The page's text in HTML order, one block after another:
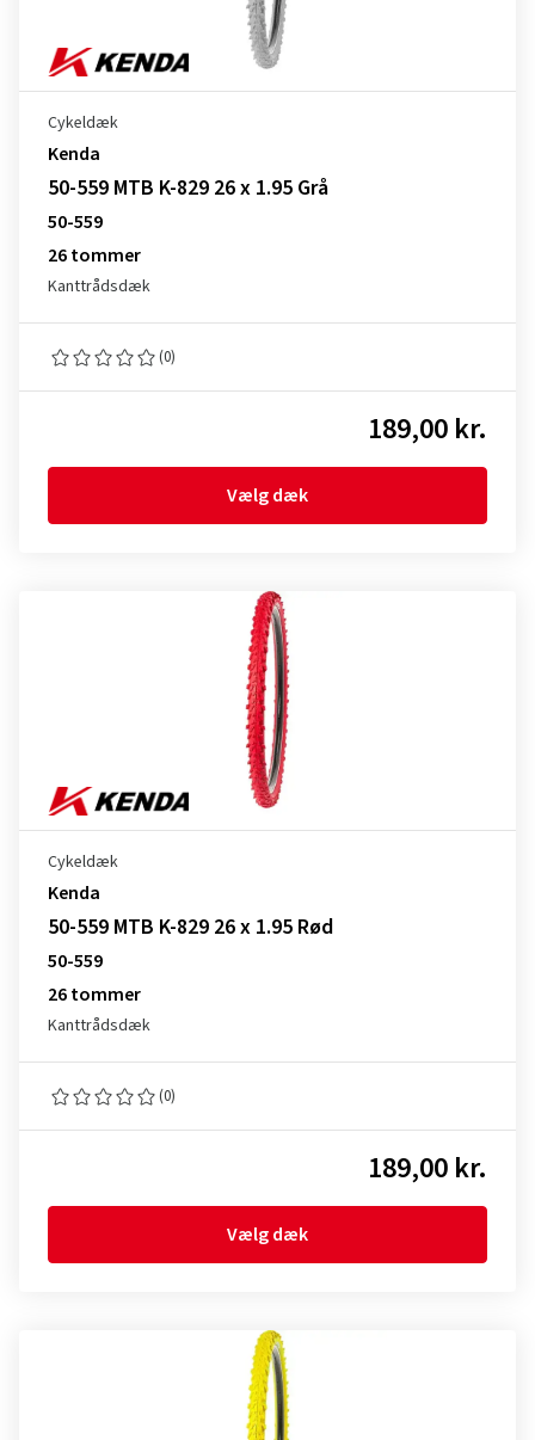
Cykeldæk
Kenda
50-559 MTB K-829 26 x 1.95 Grå
50-559
26 tommer
Kanttrådsdæk
(0)
189,00 kr.
Vælg dæk
Cykeldæk
Kenda
50-559 MTB K-829 26 x 1.95 Rød
50-559
26 tommer
Kanttrådsdæk
(0)
189,00 kr.
Vælg dæk